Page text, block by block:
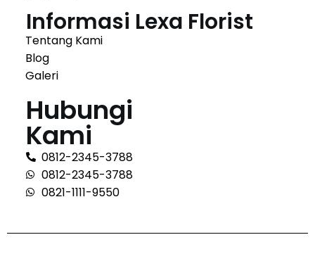
Informasi Lexa Florist
Tentang Kami
Blog
Galeri
Hubungi
Kami
0812-2345-3788
0812-2345-3788
0821-1111-9550